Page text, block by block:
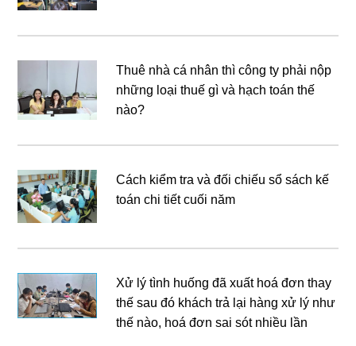
Thuê nhà cá nhân thì công ty phải nộp
những loại thuế gì và hạch toán thế
nào?
Cách kiểm tra và đối chiếu sổ sách kế
toán chi tiết cuối năm
Xử lý tình huống đã xuất hoá đơn thay
thế sau đó khách trả lại hàng xử lý như
thế nào, hoá đơn sai sót nhiều lần